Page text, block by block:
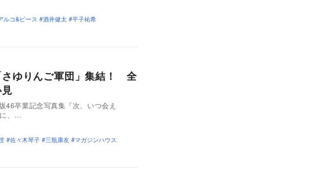
ルコ&ピース 酒井健太 平子祐希
さゆりんご軍団」集結！ 全
46卒業記念写真集『次、いつ会え
に、…
佐々木琴子 三瓶康友 マガジンハウス